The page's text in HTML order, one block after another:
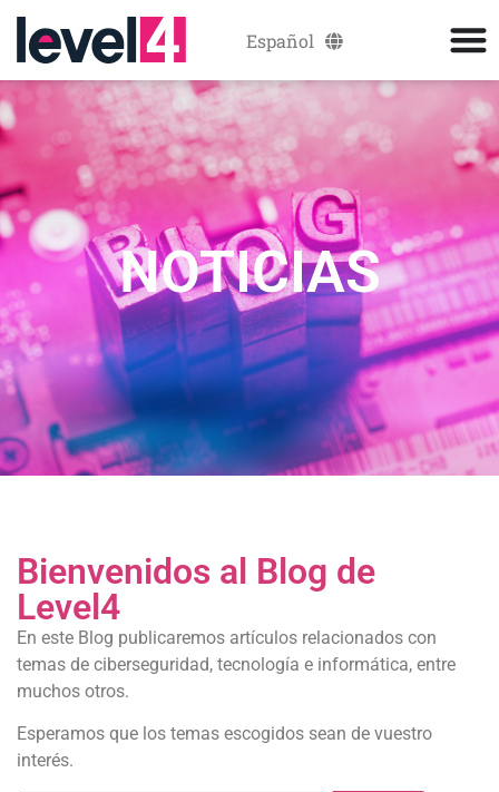
Español
Català
NOTICIAS
Bienvenidos al Blog de
Level4
En este Blog publicaremos artículos relacionados con
temas de ciberseguridad, tecnología e informática, entre
muchos otros.
Esperamos que los temas escogidos sean de vuestro
interés.